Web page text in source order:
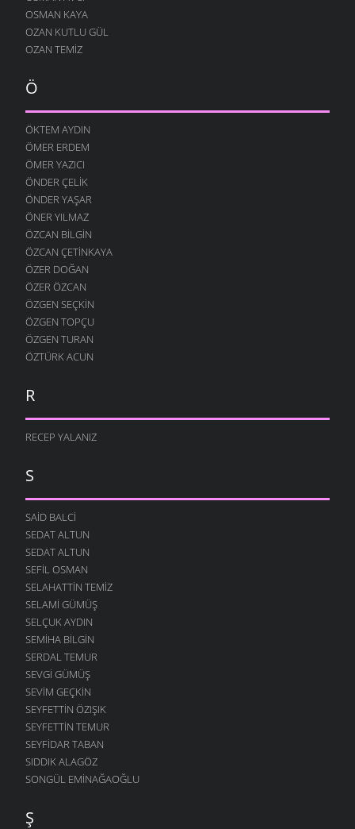
7 OCAK 2009
KÖYÜMÜ TANI
7 OCAK 2009
OSMAN KAYA
OZAN KUTLU GÜL
OZAN TEMIZ
Ö
ÖKTEM AYDIN
ÖMER ERDEM
ÖMER YAZICI
ÖNDER ÇELIK
ÖNDER YAŞAR
ÖNER YILMAZ
ÖZCAN BILGIN
ÖZCAN ÇETINKAYA
ÖZER DOĞAN
ÖZER ÖZCAN
ÖZGEN SEÇKIN
ÖZGEN TOPÇU
ÖZGEN TURAN
ÖZTÜRK ACUN
R
RECEP YALANIZ
S
SAID BALCI
SEDAT ALTUN
SEDAT ALTUN
SEFIL OSMAN
SELAHATTIN TEMIZ
SELAMI GÜMÜŞ
SELÇUK AYDIN
SEMIHA BILGIN
SERDAL TEMUR
SEVGI GÜMÜŞ
SEVIM GEÇKIN
SEYFETTIN ÖZIŞIK
SEYFETTIN TEMUR
SEYFIDAR TABAN
SIDDIK ALAGÖZ
SONGÜL EMINAĞAOĞLU
Ş